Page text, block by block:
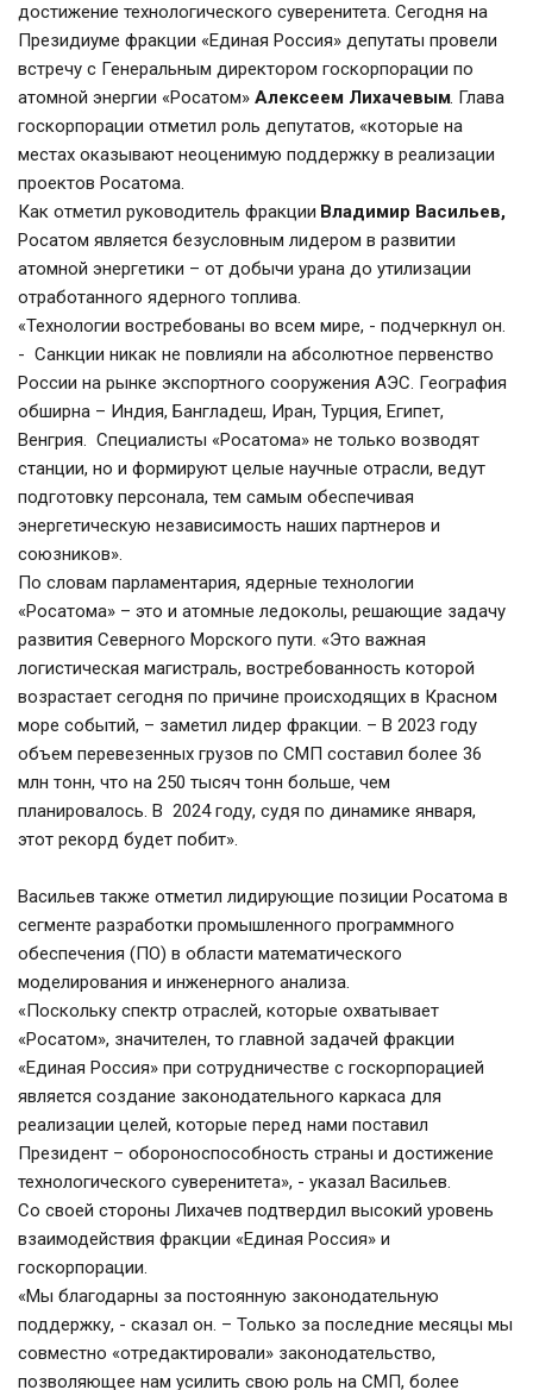
достижение технологического суверенитета. Сегодня на
Президиуме фракции «Единая Россия» депутаты провели
встречу с Генеральным директором госкорпорации по
атомной энергии «Росатом» Алексеем Лихачевым. Глава
госкорпорации отметил роль депутатов, «которые на
местах оказывают неоценимую поддержку в реализации
проектов Росатома.
Как отметил руководитель фракции Владимир Васильев,
Росатом является безусловным лидером в развитии
атомной энергетики – от добычи урана до утилизации
отработанного ядерного топлива.
«Технологии востребованы во всем мире, - подчеркнул он.
-  Санкции никак не повлияли на абсолютное первенство
России на рынке экспортного сооружения АЭС. География
обширна – Индия, Бангладеш, Иран, Турция, Египет,
Венгрия.  Специалисты «Росатома» не только возводят
станции, но и формируют целые научные отрасли, ведут
подготовку персонала, тем самым обеспечивая
энергетическую независимость наших партнеров и
союзников».
По словам парламентария, ядерные технологии
«Росатома» – это и атомные ледоколы, решающие задачу
развития Северного Морского пути. «Это важная
логистическая магистраль, востребованность которой
возрастает сегодня по причине происходящих в Красном
море событий, – заметил лидер фракции. – В 2023 году
объем перевезенных грузов по СМП составил более 36
млн тонн, что на 250 тысяч тонн больше, чем
планировалось. В  2024 году, судя по динамике января,
этот рекорд будет побит».
Васильев также отметил лидирующие позиции Росатома в
сегменте разработки промышленного программного
обеспечения (ПО) в области математического
моделирования и инженерного анализа.
«Поскольку спектр отраслей, которые охватывает
«Росатом», значителен, то главной задачей фракции
«Единая Россия» при сотрудничестве с госкорпорацией
является создание законодательного каркаса для
реализации целей, которые перед нами поставил
Президент – обороноспособность страны и достижение
технологического суверенитета», - указал Васильев.
Со своей стороны Лихачев подтвердил высокий уровень
взаимодействия фракции «Единая Россия» и
госкорпорации.
«Мы благодарны за постоянную законодательную
поддержку, - сказал он. – Только за последние месяцы мы
совместно «отредактировали» законодательство,
позволяющее нам усилить свою роль на СМП, более